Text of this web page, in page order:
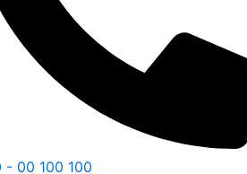
- 00 100 100